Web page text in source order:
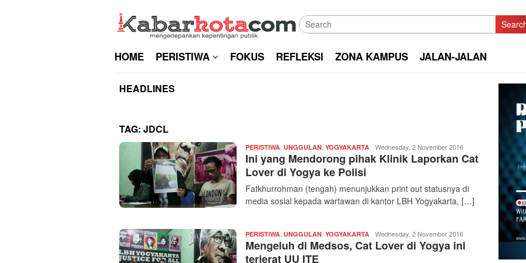
HOME PERISTIWA FOKUS REFLEKSI ZONA KAMPUS JALAN-JALAN
HEADLINES
TAG: JDCL
PERISTIWA UNGGULAN YOGYAKARTA Redaksi
|
kabarkota
Wednesday, 2 November 2016
Ini yang Mendorong pihak Klinik Laporkan Cat
Lover di Yogya ke Polisi
Fatkhurrohman (tengah) menunjukkan print out statusnya di
media sosial kepada wartawan di kantor LBH Yogyakarta, […]
PERISTIWA UNGGULAN YOGYAKARTA Redaksi
|
kabarkota
Wednesday, 2 November 2016
Mengeluh di Medsos, Cat Lover di Yogya ini
terjerat UU ITE